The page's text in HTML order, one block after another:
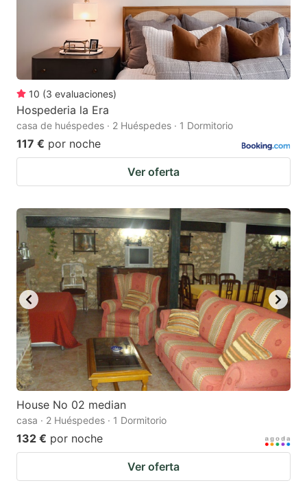
10 (3 evaluaciones)
Hospederia la Era
casa de huéspedes · 2 Huéspedes · 1 Dormitorio
117 € por noche
Ver oferta
House No 02 median
casa · 2 Huéspedes · 1 Dormitorio
132 € por noche
Ver oferta